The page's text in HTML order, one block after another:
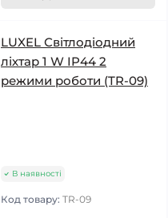
LUXEL Світлодіодний
ліхтар 1 W IP44 2
режими роботи (TR-09)
В наявності
Код товару: TR-09